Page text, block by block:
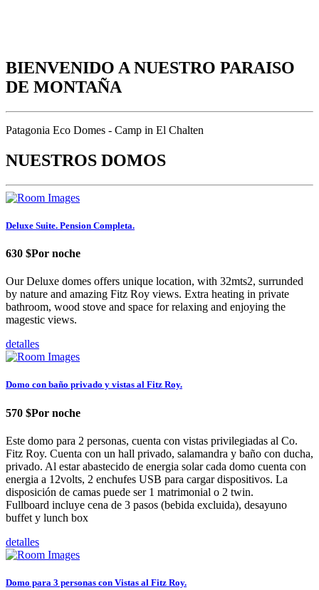
BIENVENIDO A NUESTRO PARAISO
DE MONTAÑA
Patagonia Eco Domes - Camp in El Chalten
NUESTROS DOMOS
Deluxe Suite. Pension Completa.
630 $Por noche
Our Deluxe domes offers unique location, with 32mts2, surrunded
by nature and amazing Fitz Roy views. Extra heating in private
bathroom, wood stove and space for relaxing and enjoying the
magestic views.
detalles
Domo con baño privado y vistas al Fitz Roy.
570 $Por noche
Este domo para 2 personas, cuenta con vistas privilegiadas al Co.
Fitz Roy. Cuenta con un hall privado, salamandra y baño con ducha,
privado. Al estar abastecido de energia solar cada domo cuenta con
energia a 12volts, 2 enchufes USB para cargar dispositivos. La
disposición de camas puede ser 1 matrimonial o 2 twin.
Fullboard incluye cena de 3 pasos (bebida excluida), desayuno
buffet y lunch box
detalles
Domo para 3 personas con Vistas al Fitz Roy.